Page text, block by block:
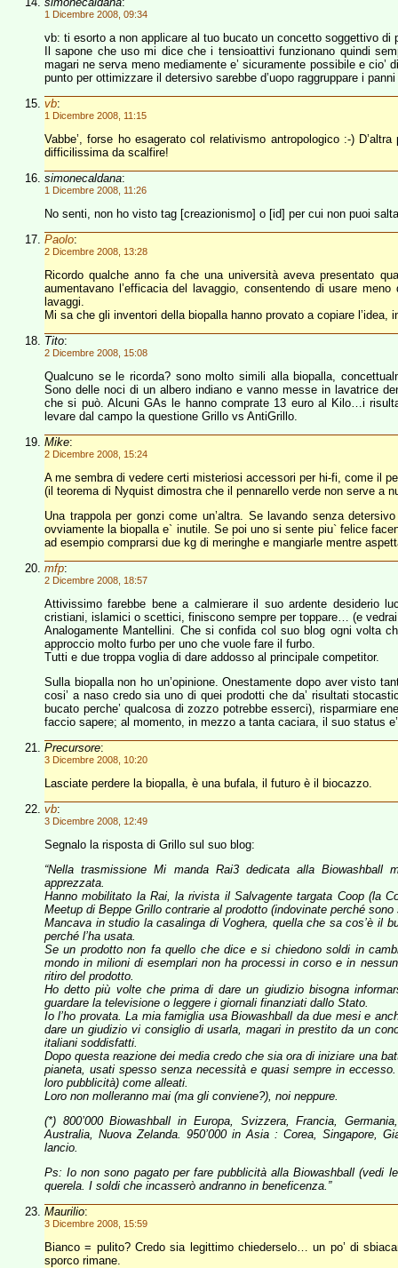
1 Dicembre 2008, 09:34
vb: ti esorto a non applicare al tuo bucato un concetto soggettivo di
Il sapone che uso mi dice che i tensioattivi funzionano quindi
magari ne serva meno mediamente e’ sicuramente possibile e
punto per ottimizzare il detersivo sarebbe d’uopo raggruppare i
vb:
1 Dicembre 2008, 11:15
Vabbe’, forse ho esagerato col relativismo antropologico :-)
difficilissima da scalfire!
simonecaldana:
1 Dicembre 2008, 11:26
No senti, non ho visto tag [creazionismo] o [id] per cui non puoi
Paolo:
2 Dicembre 2008, 13:28
Ricordo qualche anno fa che una università aveva presentato
aumentavano l’efficacia del lavaggio, consentendo di usare
lavaggi.
Mi sa che gli inventori della biopalla hanno provato a copiare
Tito:
2 Dicembre 2008, 15:08
Qualcuno se le ricorda? sono molto simili alla biopalla,
Sono delle noci di un albero indiano e vanno messe in lavatrice
che si può. Alcuni GAs le hanno comprate 13 euro al Kilo…i
levare dal campo la questione Grillo vs AntiGrillo.
Mike:
2 Dicembre 2008, 15:24
A me sembra di vedere certi misteriosi accessori per hi-fi, come il
(il teorema di Nyquist dimostra che il pennarello verde non serve a
Una trappola per gonzi come un’altra. Se lavando senza
ovviamente la biopalla e` inutile. Se poi uno si sente piu` felice
ad esempio comprarsi due kg di meringhe e mangiarle mentre
mfp:
2 Dicembre 2008, 18:57
Attivissimo farebbe bene a calmierare il suo ardente desiderio
cristiani, islamici o scettici, finiscono sempre per toppare… (e
Analogamente Mantellini. Che si confida col suo blog ogni volta
approccio molto furbo per uno che vuole fare il furbo.
Tutti e due troppa voglia di dare addosso al principale competitor.
Sulla biopalla non ho un’opinione. Onestamente dopo aver visto
cosi’ a naso credo sia uno di quei prodotti che da’ risultati
bucato perche’ qualcosa di zozzo potrebbe esserci), risparmiare
faccio sapere; al momento, in mezzo a tanta caciara, il suo status e’
Precursore:
3 Dicembre 2008, 10:20
Lasciate perdere la biopalla, è una bufala, il futuro è il biocazzo.
vb:
3 Dicembre 2008, 12:49
Segnalo la risposta di Grillo sul suo blog:
“Nella trasmissione Mi manda Rai3 dedicata alla
apprezzata.
Hanno mobilitato la Rai, la rivista il Salvagente targata Coop (la
Meetup di Beppe Grillo contrarie al prodotto (indovinate perché
Mancava in studio la casalinga di Voghera, quella che sa cos’è il
perché l’ha usata.
Se un prodotto non fa quello che dice e si chiedono soldi in
mondo in milioni di esemplari non ha processi in corso e in
ritiro del prodotto.
Ho detto più volte che prima di dare un giudizio bisogna
guardare la televisione o leggere i giornali finanziati dallo Stato.
Io l’ho provata. La mia famiglia usa Biowashball da due mesi e
dare un giudizio vi consiglio di usarla, magari in prestito da un
italiani soddisfatti.
Dopo questa reazione dei media credo che sia ora di iniziare una
pianeta, usati spesso senza necessità e quasi sempre in
loro pubblicità) come alleati.
Loro non molleranno mai (ma gli conviene?), noi neppure.
(*) 800’000 Biowashball in Europa, Svizzera, Francia,
Australia, Nuova Zelanda. 950’000 in Asia : Corea, Singapore,
lancio.
Ps: Io non sono pagato per fare pubblicità alla Biowashball (vedi
querela. I soldi che incasserò andranno in beneficenza.”
Maurilio:
3 Dicembre 2008, 15:59
Bianco = pulito? Credo sia legittimo chiederselo… un po’ di
sporco rimane.